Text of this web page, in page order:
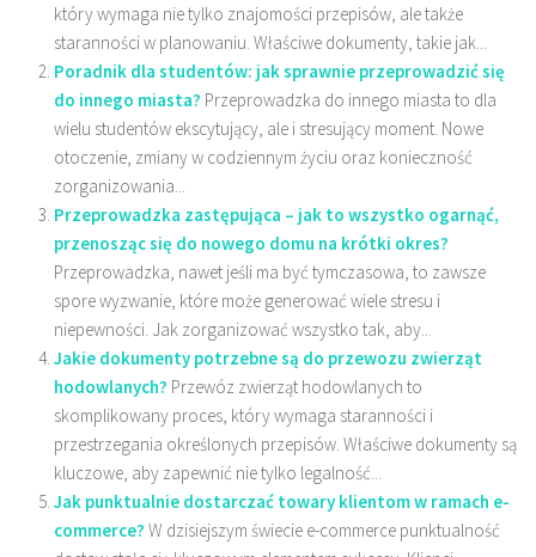
który wymaga nie tylko znajomości przepisów, ale także
staranności w planowaniu. Właściwe dokumenty, takie jak...
Poradnik dla studentów: jak sprawnie przeprowadzić się
do innego miasta? Przeprowadzka do innego miasta to dla
wielu studentów ekscytujący, ale i stresujący moment. Nowe
otoczenie, zmiany w codziennym życiu oraz konieczność
zorganizowania...
Przeprowadzka zastępująca – jak to wszystko ogarnąć,
przenosząc się do nowego domu na krótki okres?
Przeprowadzka, nawet jeśli ma być tymczasowa, to zawsze
spore wyzwanie, które może generować wiele stresu i
niepewności. Jak zorganizować wszystko tak, aby...
Jakie dokumenty potrzebne są do przewozu zwierząt
hodowlanych? Przewóz zwierząt hodowlanych to
skomplikowany proces, który wymaga staranności i
przestrzegania określonych przepisów. Właściwe dokumenty są
kluczowe, aby zapewnić nie tylko legalność...
Jak punktualnie dostarczać towary klientom w ramach e-
commerce? W dzisiejszym świecie e-commerce punktualność